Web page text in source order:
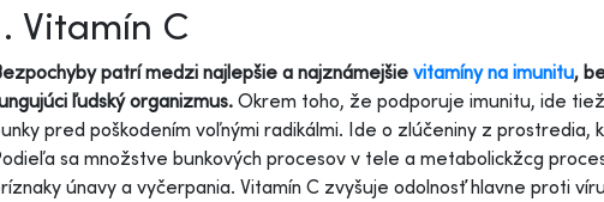
Vitamín C
patrí medzi najlepšie a najznámejšie vitamíny na imunitu,
ľudský organizmus. Okrem toho, že podporuje imunitu, ide
pred poškodením voľnými radikálmi. Ide o zlúčeniny z
sa množstve bunkových procesov v tele a metabolickžcg
únavy a vyčerpania. Vitamín C zvyšuje odolnosť hlavne proti